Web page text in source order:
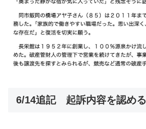
6/14追記 起訴内容を認める